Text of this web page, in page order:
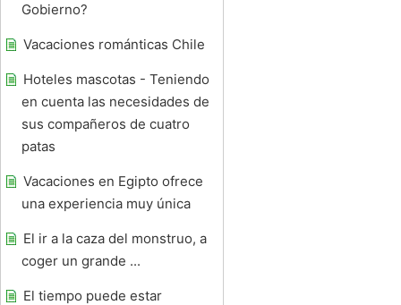
Gobierno?
Vacaciones románticas Chile
Hoteles mascotas - Teniendo
en cuenta las necesidades de
sus compañeros de cuatro
patas
Vacaciones en Egipto ofrece
una experiencia muy única
El ir a la caza del monstruo, a
coger un grande ...
El tiempo puede estar